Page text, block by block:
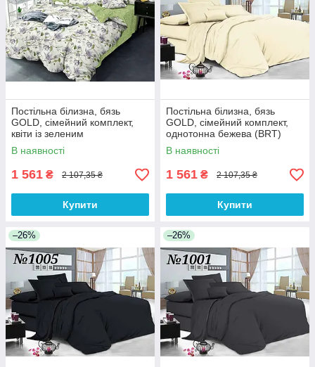
Постільна білизна, бязь
GOLD, сімейний комплект,
квіти із зеленим
компаньйоном(BRT)
В наявності
1 561 ₴ 2 107,35 ₴
Купити
Постільна білизна, бязь
GOLD, сімейний комплект,
однотонна бежева (BRT)
В наявності
1 561 ₴ 2 107,35 ₴
Купити
–26% –26%